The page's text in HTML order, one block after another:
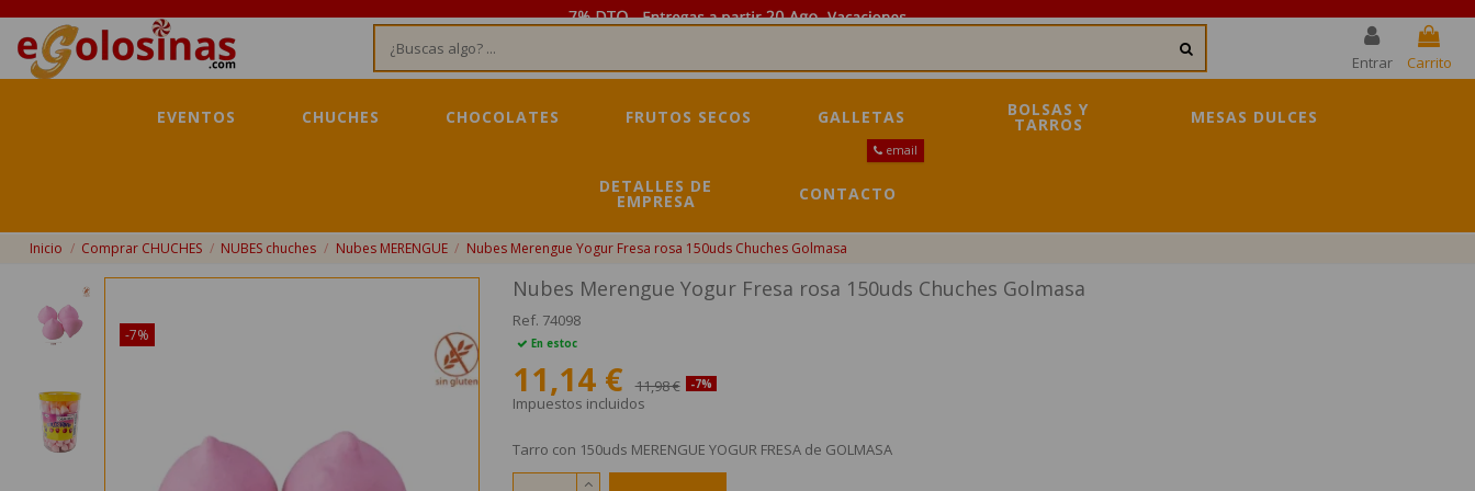
Entrar Carrito
EVENTOS CHUCHES CHOCOLATES FRUTOS SECOS GALLETAS BOLSAS Y
TARROS MESAS DULCES
DETALLES DE
EMPRESA CONTACTO
email
Inicio Comprar CHUCHES NUBES chuches Nubes MERENGUE Nubes Merengue Yogur Fresa rosa 150uds Chuches Golmasa
-7%
Nubes Merengue Yogur Fresa rosa 150uds Chuches Golmasa
Ref. 74098
En estoc
11,14 € 11,98 € -7%
Impuestos incluidos
Tarro con 150uds MERENGUE YOGUR FRESA de GOLMASA